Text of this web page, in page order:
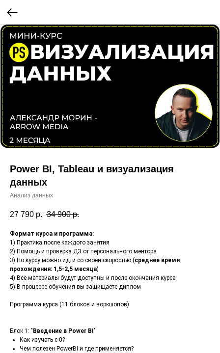
Power BI, Tableau и визуализация
данных
Анализ данных
27 790 р. 34 900 р.
Формат курса и программа:
1) Практика после каждого занятия
2) Помощь и проверка ДЗ от персонального ментора
3) По курсу можно идти со своей скоростью (среднее время
прохождения: 1,5-2,5 месяца)
4) Все материалы будут доступны и после окончания курса
5) В процессе обучения вы защищаете диплом
Программа курса (11 блоков и воркшопов)
Блок 1: " Введение в Power BI "
Как изучать с 0?
Чем полезен PowerBI и где применяется?